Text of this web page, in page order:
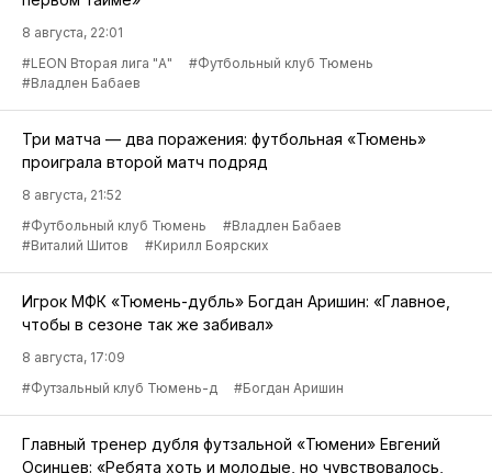
8 августа, 22:01
#LEON Вторая лига "А"
#Футбольный клуб Тюмень
#Владлен Бабаев
Три матча — два поражения: футбольная «Тюмень»
проиграла второй матч подряд
8 августа, 21:52
#Футбольный клуб Тюмень
#Владлен Бабаев
#Виталий Шитов
#Кирилл Боярских
Игрок МФК «Тюмень-дубль» Богдан Аришин: «Главное,
чтобы в сезоне так же забивал»
8 августа, 17:09
#Футзальный клуб Тюмень-д
#Богдан Аришин
Главный тренер дубля футзальной «Тюмени» Евгений
Осинцев: «Ребята хоть и молодые, но чувствовалось,